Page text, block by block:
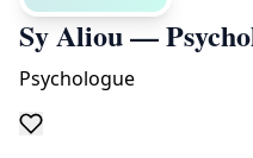
Sy Aliou —
Psychologue